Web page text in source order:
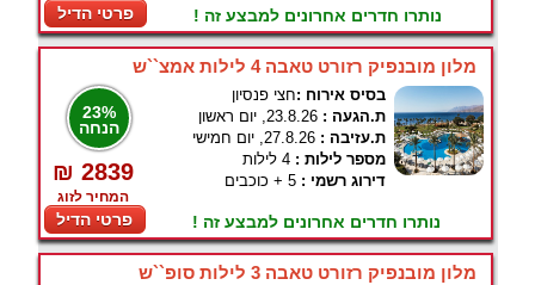
פרטי הדיל נותרו חדרים אחרונים למבצע זה !
מלון מובנפיק רזורט טאבה 4 לילות אמצ``ש
23%
הנחה
₪ 2839
המחיר לזוג
פרטי הדיל
בסיס אירוח :חצי פנסיון
ת.הגעה : 23.8.26, יום ראשון
ת.עזיבה : 27.8.26, יום חמישי
מספר לילות : 4 לילות
דירוג רשמי : 5 + כוכבים
נותרו חדרים אחרונים למבצע זה !
מלון מובנפיק רזורט טאבה 3 לילות סופ``ש